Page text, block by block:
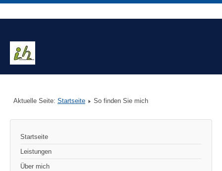
Aktuelle Seite: Startseite So finden Sie mich
Startseite
Leistungen
Über mich